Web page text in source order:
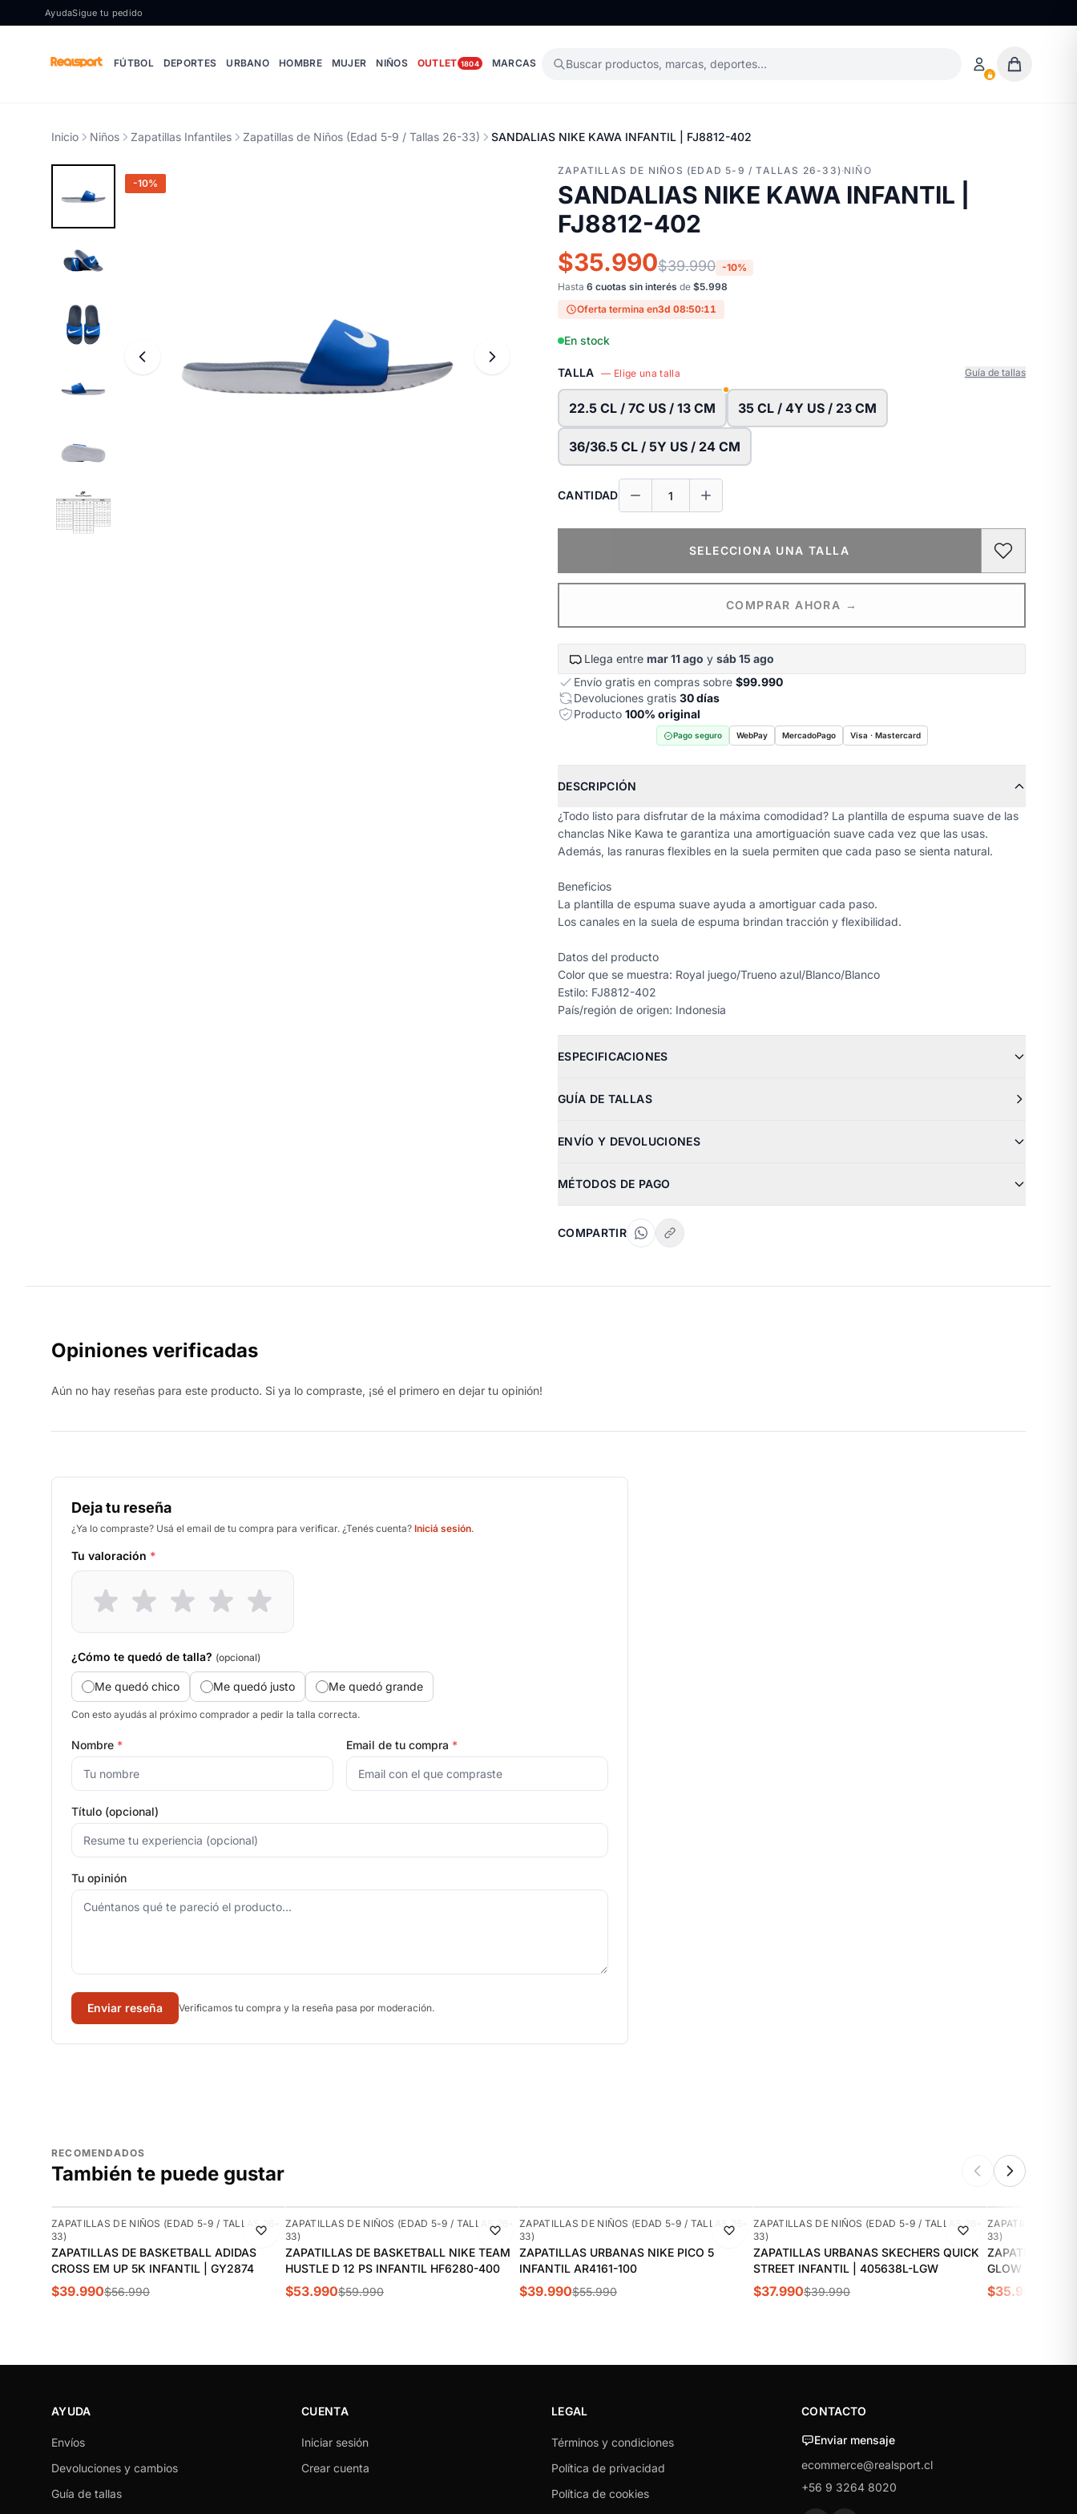
Ir al contenido
AyudaSigue tu pedido
FÚTBOL DEPORTES URBANO HOMBRE MUJER NIÑOS OUTLET 1804 MARCAS Buscar productos, marcas, deportes…
Inicio Niños Zapatillas Infantiles Zapatillas de Niños (Edad 5-9 / Tallas 26-33) SANDALIAS NIKE KAWA INFANTIL | FJ8812-402
-10%
ZAPATILLAS DE NIÑOS (EDAD 5-9 / TALLAS 26-33)·NIÑO
SANDALIAS NIKE KAWA INFANTIL |
FJ8812-402
$35.990$39.990 -10%
Hasta 6 cuotas sin interés de $5.998
Oferta termina en3d 08:50:10
En stock
TALLA — Elige una talla Guía de tallas
22.5 CL / 7C US / 13 CM 35 CL / 4Y US / 23 CM
36/36.5 CL / 5Y US / 24 CM
CANTIDAD
SELECCIONA UNA TALLA
COMPRAR AHORA →
Llega entre mar 11 ago y sáb 15 ago
Envío gratis en compras sobre $99.990
Devoluciones gratis 30 días
Producto 100% original
Pago seguro WebPay MercadoPago Visa · Mastercard
DESCRIPCIÓN
¿Todo listo para disfrutar de la máxima comodidad? La plantilla de espuma suave de las
chanclas Nike Kawa te garantiza una amortiguación suave cada vez que las usas.
Además, las ranuras flexibles en la suela permiten que cada paso se sienta natural.
Beneficios
La plantilla de espuma suave ayuda a amortiguar cada paso.
Los canales en la suela de espuma brindan tracción y flexibilidad.
Datos del producto
Color que se muestra: Royal juego/Trueno azul/Blanco/Blanco
Estilo: FJ8812-402
País/región de origen: Indonesia
ESPECIFICACIONES
GUÍA DE TALLAS
ENVÍO Y DEVOLUCIONES
MÉTODOS DE PAGO
COMPARTIR
Opiniones verificadas
Aún no hay reseñas para este producto. Si ya lo compraste, ¡sé el primero en dejar tu opinión!
Deja tu reseña
¿Ya lo compraste? Usá el email de tu compra para verificar. ¿Tenés cuenta? Iniciá sesión.
Tu valoración *
¿Cómo te quedó de talla? (opcional)
Me quedó chico Me quedó justo Me quedó grande
Con esto ayudás al próximo comprador a pedir la talla correcta.
Nombre * Email de tu compra *
Título (opcional)
Tu opinión
Enviar reseña Verificamos tu compra y la reseña pasa por moderación.
RECOMENDADOS
También te puede gustar
-30%
ZAPATILLAS DE NIÑOS (EDAD 5-9 / TALLAS 26-
33)
ZAPATILLAS DE BASKETBALL ADIDAS
CROSS EM UP 5K INFANTIL | GY2874
$39.990$56.990
-10%
ZAPATILLAS DE NIÑOS (EDAD 5-9 / TALLAS 26-
33)
ZAPATILLAS DE BASKETBALL NIKE TEAM
HUSTLE D 12 PS INFANTIL HF6280-400
$53.990$59.990
-29%
ZAPATILLAS DE NIÑOS (EDAD 5-9 / TALLAS 26-
33)
ZAPATILLAS URBANAS NIKE PICO 5
INFANTIL AR4161-100
$39.990$55.990
-5%
ZAPATILLAS DE NIÑOS (EDAD 5-9 / TALLAS 26-
33)
ZAPATILLAS URBANAS SKECHERS QUICK
STREET INFANTIL | 405638L-LGW
$37.990$39.990
-10%
ZAPATILLAS DE
33)
ZAPATILLAS
GLOW ULTRA
$35.990
AYUDA
Envíos
Devoluciones y cambios
Guía de tallas
CUENTA
Iniciar sesión
Crear cuenta
LEGAL
Términos y condiciones
Política de privacidad
Política de cookies
CONTACTO
Enviar mensaje
ecommerce@realsport.cl
+56 9 3264 8020